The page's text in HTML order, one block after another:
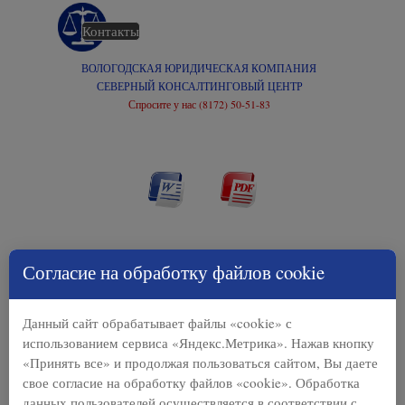
Согласие на обработку файлов cookie
Данный сайт обрабатывает файлы «cookie» с
использованием сервиса «Яндекс.Метрика». Нажав кнопку
«Принять все» и продолжая пользоваться сайтом, Вы даете
свое согласие на обработку файлов «cookie». Обработка
Перейти к контенту
СЕВЕРНЫЙ КОНСАЛТИНГОВЫЙ ЦЕНТР
ВОЛОГОДСКАЯ ЮРИДИЧЕСКАЯ КОМПАНИЯ
Спросите у нас (8172) 50-51-83
Главная
Контакты